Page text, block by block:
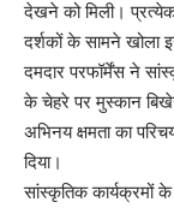
देखने को मिली।
दर्शकों के सामने खोला
दमदार परफॉर्मेंस ने
के चेहरे पर मुस्कान
अभिनय क्षमता का
दिया।
सांस्कृतिक कार्यक्रमों